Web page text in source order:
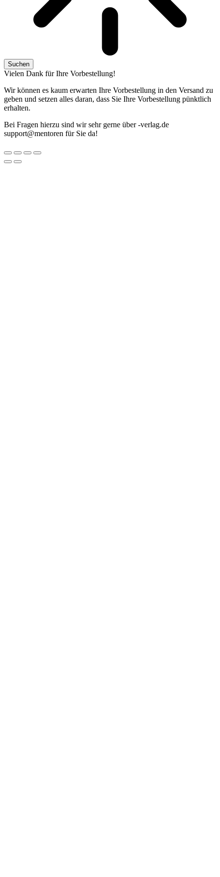
Suchen
Vielen Dank für Ihre Vorbestellung!
Wir können es kaum erwarten Ihre Vorbestellung in den Versand zu
geben und setzen alles daran, dass Sie Ihre Vorbestellung pünktlich
erhalten.
Bei Fragen hierzu sind wir sehr gerne übered.galrev-
nerotnem
@troppus für Sie da!